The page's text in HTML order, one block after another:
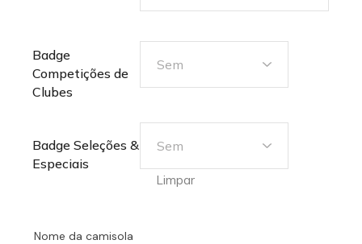
Badge
Competições de
Clubes
Badge Seleções &
Especiais
Limpar
Nome da camisola